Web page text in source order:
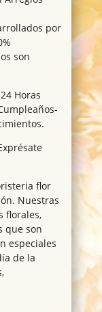
por
son
Horas
flor
Nuestras
florales,
que son
especiales
de la